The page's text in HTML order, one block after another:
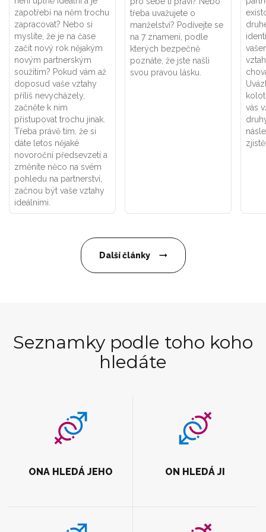
zapotřebí na něm trochu
zapracovat? Nebo si
myslíte, že je na čase
začít nový rok nějakým
novým partnerským
soužitím? Pokud vám až
doposud vaše vztahy
příliš nevycházely,
začněte k nim
přistupovat trochu jinak.
Třeba právě tím, že si
dáte letos nějaké
novoroční předsevzetí a
změníte něco na svém
pohledu na partnerství,
začnou být vaše vztahy
ideálními.
třeba uvažujete o
manželství? Podívejte se
na 7 znamení, podle
kterých bezpečně
poznáte, že jste našli
svou pravou lásku.
vás
Další články
Seznamky podle toho koho
hledáte
ONA HLEDÁ JEHO ON HLEDÁ JI